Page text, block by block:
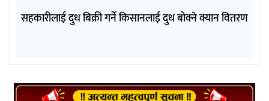
सहकारीलाई दुध बिक्री गर्ने किसानलाई दुध बोक्ने क्यान वितरण